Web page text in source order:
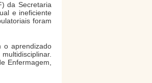
da Secretaria
e ineficiente
foram
o aprendizado
Enfermagem,